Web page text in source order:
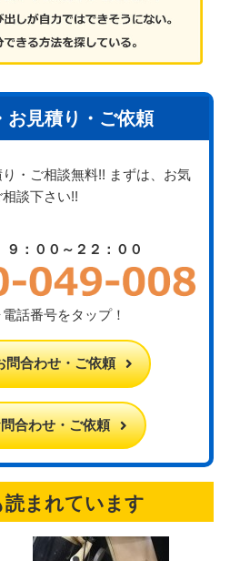
お見積り・ご依頼
り・ご相談無料!! まずは、お気
談下さい!!
：００～２２：００
話番号をタップ！
問合わせ・ご依頼
合わせ・ご依頼
まれています